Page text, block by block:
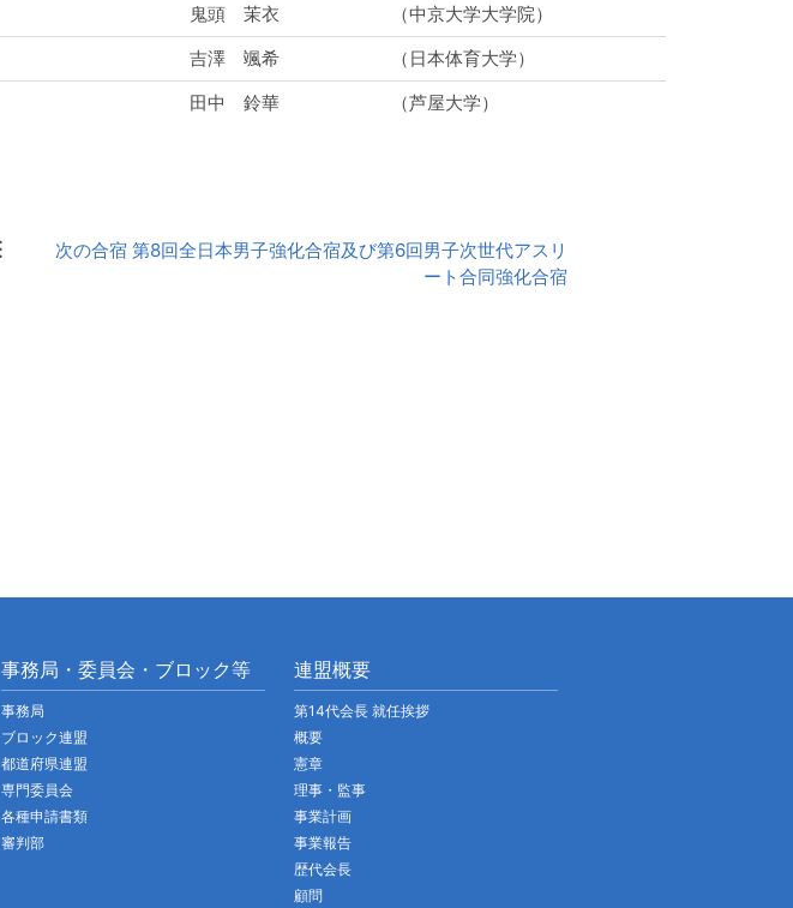
鬼頭 茉衣
（中京大学大学院）
吉澤 颯希
（日本体育大学）
田中 鈴華 （芦屋大学）
次の合宿 第8回全日本男子強化合宿及び第6回男子次世代アスリ
ート合同強化合宿
事務局・委員会・ブロック等
事務局
ブロック連盟
都道府県連盟
専門委員会
各種申請書類
審判部
連盟概要
第14代会長 就任挨拶
概要
憲章
理事・監事
事業計画
事業報告
歴代会長
顧問